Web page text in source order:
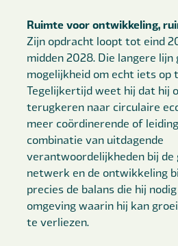
Ruimte voor ontwikkeling,
Zijn opdracht loopt tot eind
midden 2028. Die langere
mogelijkheid om echt iets op
Tegelijkertijd weet hij dat hij
terugkeren naar circulaire
meer coördinerende of
combinatie van uitdagende
verantwoordelijkheden bij de
netwerk en de ontwikkeling
precies de balans die hij
omgeving waarin hij kan
te verliezen.